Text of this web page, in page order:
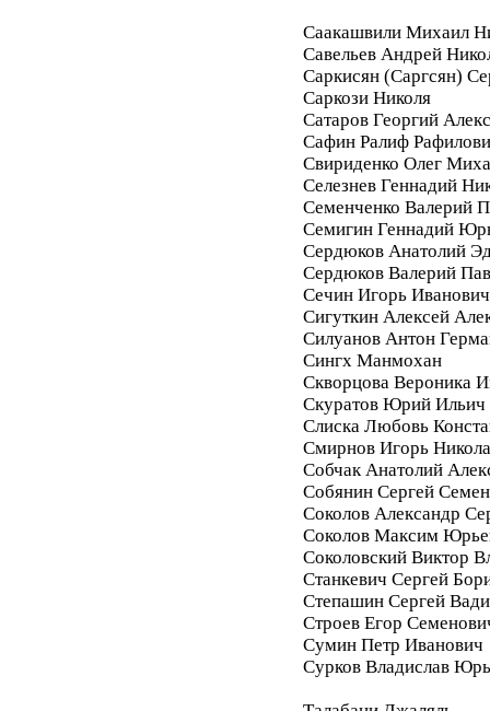
Саакашвили Михаил
Савельев Андрей
Саркисян (Саргсян)
Саркози Николя
Сатаров Георгий
Сафин Ралиф
Свириденко Олег
Селезнев Геннадий
Семенченко Валерий
Семигин Геннадий
Сердюков Анатолий
Сердюков Валерий
Сечин Игорь Иванович
Сигуткин Алексей
Силуанов Антон
Сингх Манмохан
Скворцова Вероника
Скуратов Юрий Ильич
Слиска Любовь
Смирнов Игорь
Собчак Анатолий
Собянин Сергей
Соколов Александр
Соколов Максим
Соколовский Виктор
Станкевич Сергей
Степашин Сергей
Строев Егор
Сумин Петр Иванович
Сурков Владислав